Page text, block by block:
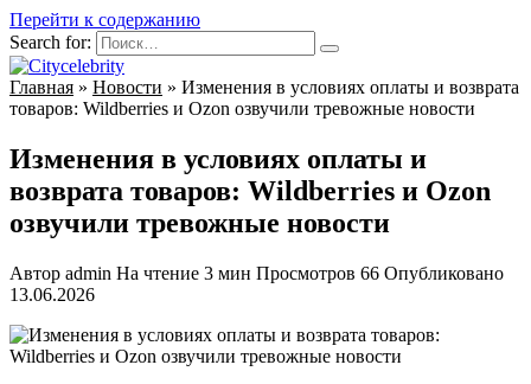
Перейти к содержанию
Search for:
Главная » Новости » Изменения в условиях оплаты и возврата
товаров: Wildberries и Ozon озвучили тревожные новости
Изменения в условиях оплаты и
возврата товаров: Wildberries и Ozon
озвучили тревожные новости
Автор admin На чтение 3 мин Просмотров 66 Опубликовано
13.06.2026